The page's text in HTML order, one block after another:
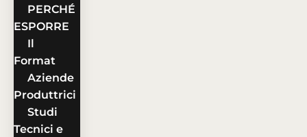
PERCHÉ
ESPORRE
Il
Format
Aziende
Produttrici
Studi
Tecnici e